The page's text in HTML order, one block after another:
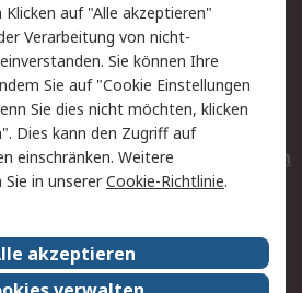
Datenschutz
Zahlungsbedingungen
Entsorgung
Elektrogeräte/Batterien
RS weltweit
Nachhaltigkeit
auf "Alle akzeptieren"
Verarbeitung von nicht-
Sie können Ihre
Sie auf "Cookie Einstellungen
Sie dies nicht möchten, klicken
Dies kann den Zugriff auf
einschränken. Weitere
in unsererCookie-Richtlinie.
akzeptieren